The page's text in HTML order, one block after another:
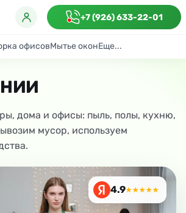
+7 (926) 633-22-01
офисовМытье оконЕще...
дома и офисы: пыль, полы, кухню,
мусор, используем
4.9★★★★★